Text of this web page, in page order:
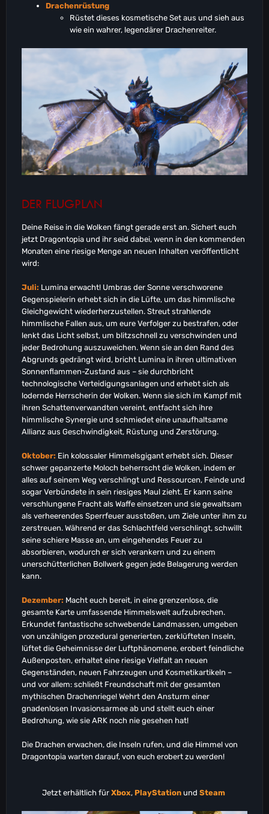
Drachenrüstung
Rüstet dieses kosmetische Set aus und sieh aus
wie ein wahrer, legendärer Drachenreiter.
DER FLUGPLAN
Deine Reise in die Wolken fängt gerade erst an. Sichert euch
jetzt Dragontopia und ihr seid dabei, wenn in den kommenden
Monaten eine riesige Menge an neuen Inhalten veröffentlicht
wird:
Juli: Lumina erwacht! Umbras der Sonne verschworene
Gegenspielerin erhebt sich in die Lüfte, um das himmlische
Gleichgewicht wiederherzustellen. Streut strahlende
himmlische Fallen aus, um eure Verfolger zu bestrafen, oder
lenkt das Licht selbst, um blitzschnell zu verschwinden und
jeder Bedrohung auszuweichen. Wenn sie an den Rand des
Abgrunds gedrängt wird, bricht Lumina in ihren ultimativen
Sonnenflammen-Zustand aus – sie durchbricht
technologische Verteidigungsanlagen und erhebt sich als
lodernde Herrscherin der Wolken. Wenn sie sich im Kampf mit
ihren Schattenverwandten vereint, entfacht sich ihre
himmlische Synergie und schmiedet eine unaufhaltsame
Allianz aus Geschwindigkeit, Rüstung und Zerstörung.
Oktober: Ein kolossaler Himmelsgigant erhebt sich. Dieser
schwer gepanzerte Moloch beherrscht die Wolken, indem er
alles auf seinem Weg verschlingt und Ressourcen, Feinde und
sogar Verbündete in sein riesiges Maul zieht. Er kann seine
verschlungene Fracht als Waffe einsetzen und sie gewaltsam
als verheerendes Sperrfeuer ausstoßen, um Ziele unter ihm zu
zerstreuen. Während er das Schlachtfeld verschlingt, schwillt
seine schiere Masse an, um eingehendes Feuer zu
absorbieren, wodurch er sich verankern und zu einem
unerschütterlichen Bollwerk gegen jede Belagerung werden
kann.
Dezember: Macht euch bereit, in eine grenzenlose, die
gesamte Karte umfassende Himmelswelt aufzubrechen.
Erkundet fantastische schwebende Landmassen, umgeben
von unzähligen prozedural generierten, zerklüfteten Inseln,
lüftet die Geheimnisse der Luftphänomene, erobert feindliche
Außenposten, erhaltet eine riesige Vielfalt an neuen
Gegenständen, neuen Fahrzeugen und Kosmetikartikeln –
und vor allem: schließt Freundschaft mit der gesamten
mythischen Drachenriege! Wehrt den Ansturm einer
gnadenlosen Invasionsarmee ab und stellt euch einer
Bedrohung, wie sie ARK noch nie gesehen hat!
Die Drachen erwachen, die Inseln rufen, und die Himmel von
Dragontopia warten darauf, von euch erobert zu werden!
Jetzt erhältlich für Xbox, PlayStation und Steam